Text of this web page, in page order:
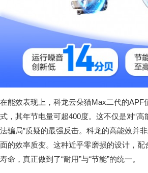
在能效表现上，科龙云朵猫Max二代的
式，其年节电量可超400度。这不仅是对“
法骗局”质疑的最强反击。科龙的高能效并
面的效率质变。这种近乎零磨损的设计，
寿命，真正做到了“耐用”与“节能”的统一。